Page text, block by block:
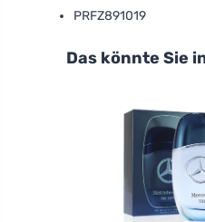
PRFZ891019
Das könnte Sie